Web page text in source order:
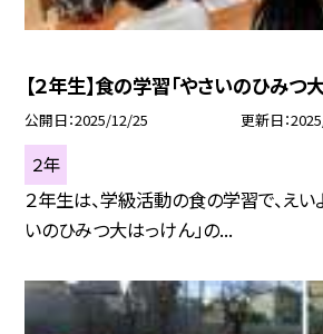
【２年生】食の学習「やさいのひみつ
公開日 2025/12/25 更新日
２年
２年生は、学級活動の食の学習で、えい
いのひみつ大はっけん」の...